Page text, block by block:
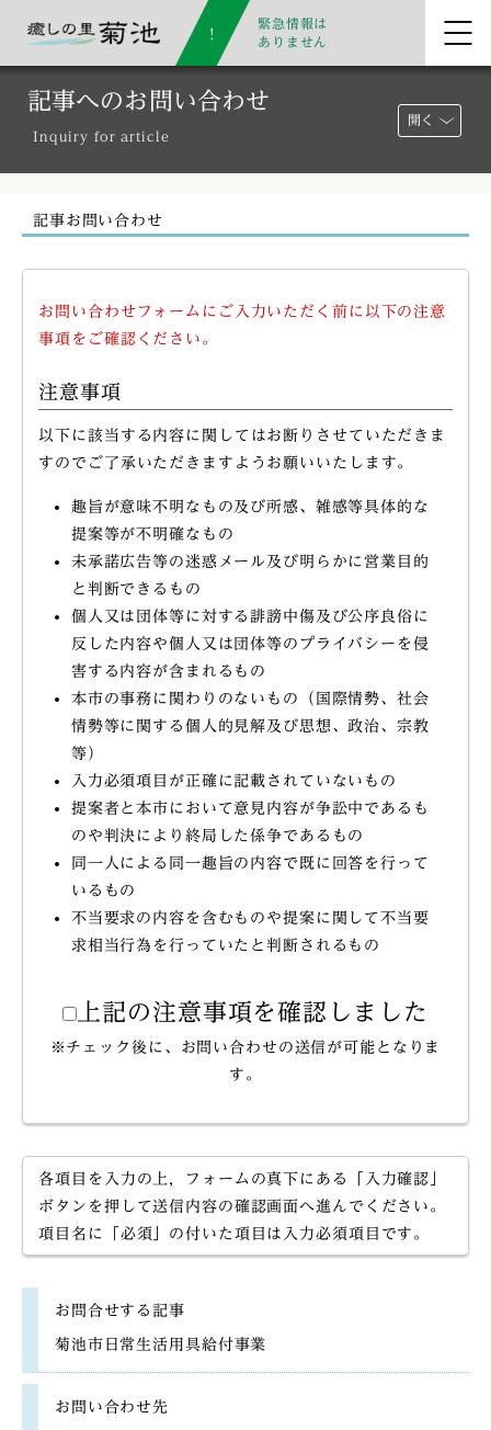
緊急情報は
ありません
記事へのお問い合わせ
Inquiry for article
開く
記事お問い合わせ
お問い合わせフォームにご入力いただく前に以下の注意
事項をご確認ください。
注意事項
以下に該当する内容に関してはお断りさせていただきま
すのでご了承いただきますようお願いいたします。
趣旨が意味不明なもの及び所感、雑感等具体的な
提案等が不明確なもの
未承諾広告等の迷惑メール及び明らかに営業目的
と判断できるもの
個人又は団体等に対する誹謗中傷及び公序良俗に
反した内容や個人又は団体等のプライバシーを侵
害する内容が含まれるもの
本市の事務に関わりのないもの（国際情勢、社会
情勢等に関する個人的見解及び思想、政治、宗教
等）
入力必須項目が正確に記載されていないもの
提案者と本市において意見内容が争訟中であるも
のや判決により終局した係争であるもの
同一人による同一趣旨の内容で既に回答を行って
いるもの
不当要求の内容を含むものや提案に関して不当要
求相当行為を行っていたと判断されるもの
上記の注意事項を確認しました
※チェック後に、お問い合わせの送信が可能となりま
す。
各項目を入力の上，フォームの真下にある「入力確認」
ボタンを押して送信内容の確認画面へ進んでください。
項目名に「必須」の付いた項目は入力必須項目です。
お問合せする記事
菊池市日常生活用具給付事業
お問い合わせ先